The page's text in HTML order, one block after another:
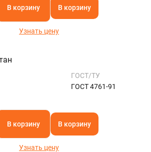
В корзину В корзину
Узнать цену
ГОСТ/ТУ
ГОСТ 4761-91
В корзину В корзину
Узнать цену